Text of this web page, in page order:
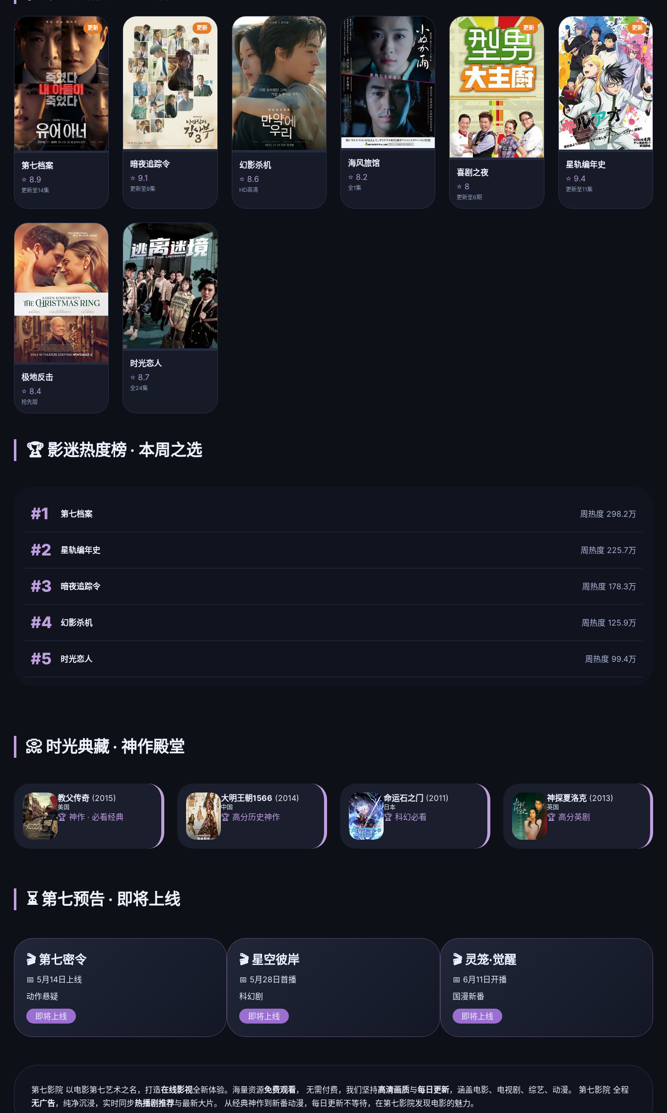
更新
第七档案
⭐ 8.9
更新至14集
更新
暗夜追踪令
⭐ 9.1
更新至9集
幻影杀机
⭐ 8.6
HD高清
海风旅馆
⭐ 8.2
全1集
更新
喜剧之夜
⭐ 8
更新至6期
更新
星轨编年史
⭐ 9.4
更新至11集
极地反击
⭐ 8.4
抢先版
时光恋人
⭐ 8.7
全24集
🏆 影迷热度榜 · 本周之选
#1 第七档案 周热度 298.2万
#2 星轨编年史 周热度 225.7万
#3 暗夜追踪令 周热度 178.3万
#4 幻影杀机 周热度 125.9万
#5 时光恋人 周热度 99.4万
📀 时光典藏 · 神作殿堂
教父传奇 (2015)
美国
🏆 神作 · 必看经典
大明王朝1566 (2014)
中国
🏆 高分历史神作
命运石之门 (2011)
日本
🏆 科幻必看
神探夏洛克(2013)
英国
🏆 高分英剧
⏳ 第七预告 · 即将上线
🎬 第七密令
📅 5月14日上线
动作悬疑
即将上线
🎬 星空彼岸
📅 5月28日首播
科幻剧
即将上线
🎬 灵笼·觉醒
📅 6月11日开播
国漫新番
即将上线
第七影院 以电影第七艺术之名，打造在线影视全新体验。海量资源免费观看， 无需付费，我们坚持高清画质与每日更新，涵盖电影、电视剧、综艺、动漫。 第七影院 全程
无广告，纯净沉浸，实时同步热播剧推荐与最新大片。 从经典神作到新番动漫，每日更新不等待，在第七影院发现电影的魅力。